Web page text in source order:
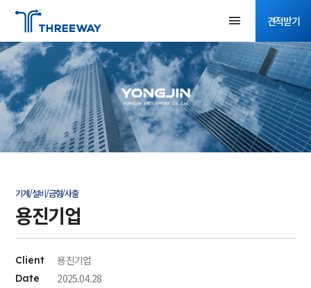
견적받기
기계/설비/금형/사출
용진기업
Client 용진기업
Date 2025.04.28